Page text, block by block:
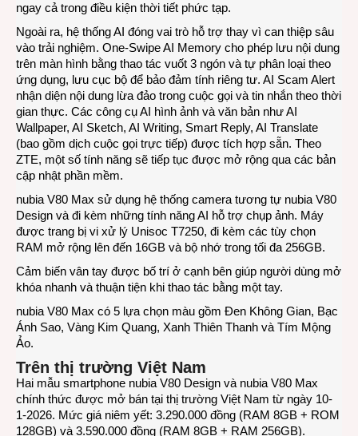
ngay cả trong điều kiện thời tiết phức tạp.
Ngoài ra, hệ thống AI đóng vai trò hỗ trợ thay vì can thiệp sâu
vào trải nghiệm. One-Swipe AI Memory cho phép lưu nội dung
trên màn hình bằng thao tác vuốt 3 ngón và tự phân loại theo
ứng dụng, lưu cục bộ để bảo đảm tính riêng tư. AI Scam Alert
nhận diện nội dung lừa đảo trong cuộc gọi và tin nhắn theo thời
gian thực. Các công cụ AI hình ảnh và văn bản như AI
Wallpaper, AI Sketch, AI Writing, Smart Reply, AI Translate
(bao gồm dịch cuộc gọi trực tiếp) được tích hợp sẵn. Theo
ZTE, một số tính năng sẽ tiếp tục được mở rộng qua các bản
cập nhật phần mềm.
nubia V80 Max sử dụng hệ thống camera tương tự nubia V80
Design và đi kèm những tính năng AI hỗ trợ chụp ảnh. Máy
được trang bị vi xử lý Unisoc T7250, đi kèm các tùy chọn
RAM mở rộng lên đến 16GB và bộ nhớ trong tối đa 256GB.
Cảm biến vân tay được bố trí ở cạnh bên giúp người dùng mở
khóa nhanh và thuận tiện khi thao tác bằng một tay.
nubia V80 Max có 5 lựa chọn màu gồm Đen Không Gian, Bạc
Ánh Sao, Vàng Kim Quang, Xanh Thiên Thanh và Tím Mộng
Ảo.
Trên thị trường Việt Nam
Hai mẫu smartphone nubia V80 Design và nubia V80 Max
chính thức được mở bán tại thị trường Việt Nam từ ngày 10-
1-2026. Mức giá niêm yết: 3.290.000 đồng (RAM 8GB + ROM
128GB) và 3.590.000 đồng (RAM 8GB + RAM 256GB).